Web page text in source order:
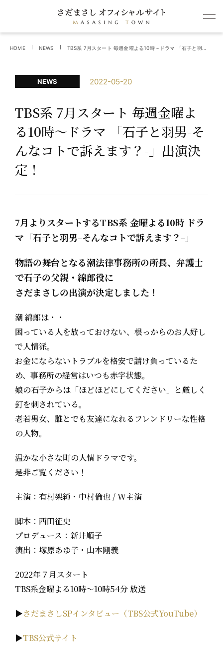
HOME NEWS
NEWS 2022-05-20
TBS系 7月スタート 毎週金曜よ
る10時～ドラマ 「石子と羽男-そ
んなコトで訴えます？-」出演決
定！
7月よりスタートするTBS系 金曜よる10時 ドラ
マ「石子と羽男–そんなコトで訴えます？– 」
物語の舞台となる潮法律事務所の所長、弁護士
で石子の父親・綿郎役に
さだまさしの出演が決定しました！
潮 綿郎は・・
困っている人を放っておけない、根っからのお人好し
で人情派。
お金にならないトラブルを格安で請け負っているた
め、事務所の経営はいつも⾚字状態。
娘の石子からは「ほどほどにしてください」と厳しく
釘を刺されている。
老若男女、誰とでも友達になれるフレンドリーな性格
の人物。
温かな小さな町の人情ドラマです。
是非ご覧ください！
主演：有村架純・中村倫也 / W主演
脚本：西田征史
プロデュース：新井順子
演出：塚原あゆ子・山本剛義
2022年７月スタート
TBS系金曜よる10時～10時54分 放送
▶さだまさしSPインタビュー（TBS公式YouTube）
▶TBS公式サイト